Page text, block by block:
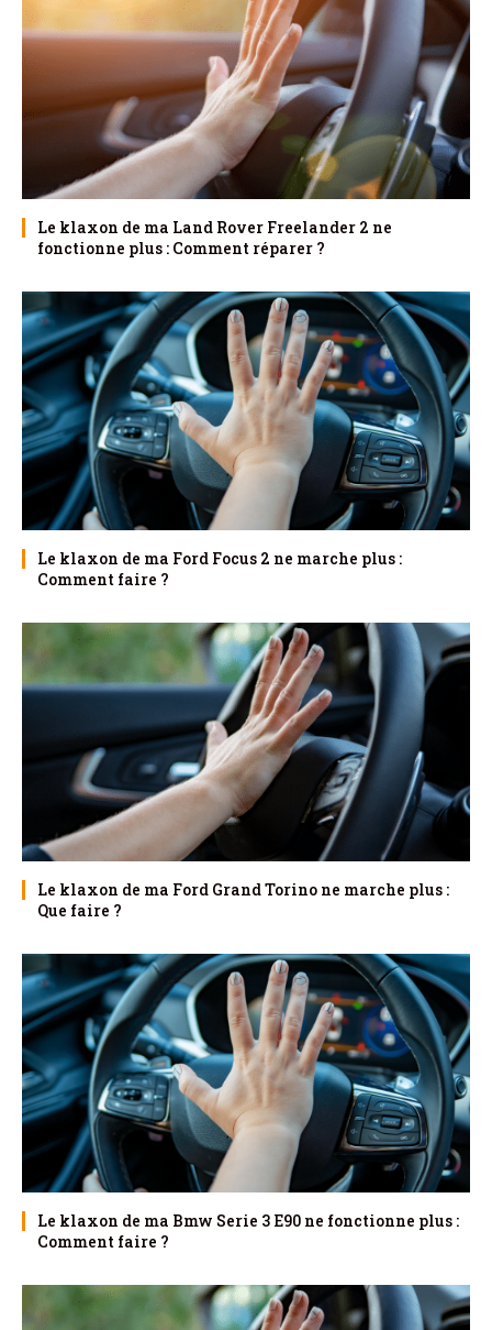
Le klaxon de ma Land Rover Freelander 2 ne
fonctionne plus : Comment réparer ?
Le klaxon de ma Ford Focus 2 ne marche plus :
Comment faire ?
Le klaxon de ma Ford Grand Torino ne marche plus :
Que faire ?
Le klaxon de ma Bmw Serie 3 E90 ne fonctionne plus :
Comment faire ?